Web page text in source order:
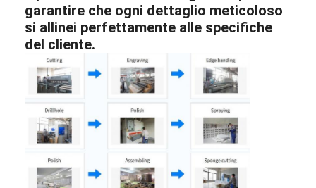
garantire che ogni dettaglio meticoloso
si allinei perfettamente alle specifiche
del cliente.